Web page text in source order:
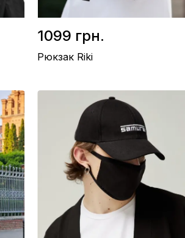
1099 грн.
Рюкзак Riki
Розмір / 40х30см
Матеріал / Поліестер із
водовідштовхувальної тканини
Виробництво / Україна
Колір / Чорний